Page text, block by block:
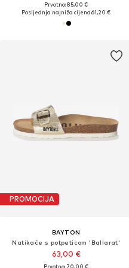
Prvotno: 85,00 €
Posljednja najniža cijena:61,20 €
PROMOCIJA
BAYTON
Natikače s potpeticom 'Ballarat'
63,00 €
Prvotno: 70,00 €